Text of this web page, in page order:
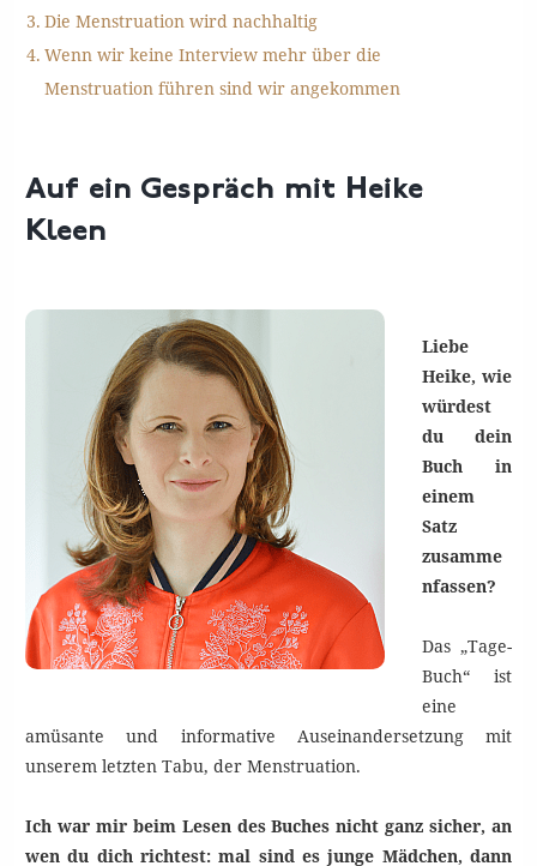
Die Menstruation wird nachhaltig
Wenn wir keine Interview mehr über die
Menstruation führen sind wir angekommen
Auf ein Gespräch mit Heike
Kleen
Liebe
Heike, wie
würdest
du dein
Buch in
einem
Satz
zusamme
nfassen?
Das „Tage-
Buch“ ist
eine
amüsante und informative Auseinandersetzung mit
unserem letzten Tabu, der Menstruation.
Ich war mir beim Lesen des Buches nicht ganz sicher, an
wen du dich richtest: mal sind es junge Mädchen, dann